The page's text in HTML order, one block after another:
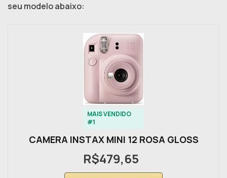
seu modelo abaixo:
MAIS VENDIDO
#1
CAMERA INSTAX MINI 12 ROSA GLOSS
R$479,65